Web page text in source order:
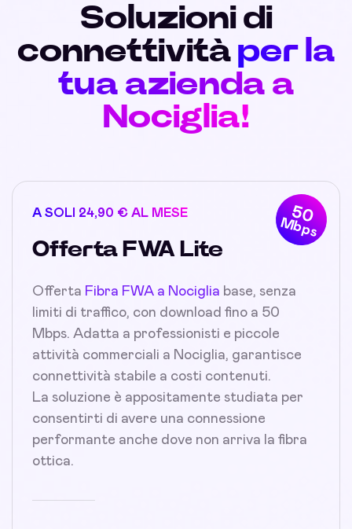
Soluzioni di
connettività per la
tua azienda a
Nociglia!
50
Mbps
A SOLI 24,90 € AL MESE
Offerta FWA Lite
Offerta Fibra FWA a Nociglia base, senza
limiti di traffico, con download fino a 50
Mbps. Adatta a professionisti e piccole
attività commerciali a Nociglia, garantisce
connettività stabile a costi contenuti.
La soluzione è appositamente studiata per
consentirti di avere una connessione
performante anche dove non arriva la fibra
ottica.